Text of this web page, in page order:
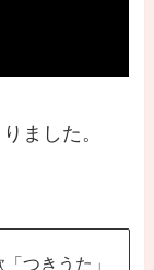
ました。
つきうた」